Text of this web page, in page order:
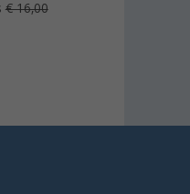
€ 16,00